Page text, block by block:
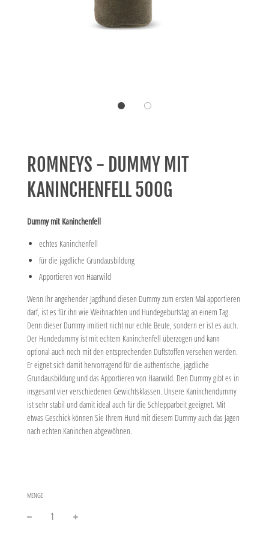
ROMNEYS - DUMMY MIT
KANINCHENFELL 500G
Dummy mit Kaninchenfell
echtes Kaninchenfell
für die jagdliche Grundausbildung
Apportieren von Haarwild
Wenn Ihr angehender Jagdhund diesen Dummy zum ersten Mal apportieren
darf, ist es für ihn wie Weihnachten und Hundegeburtstag an einem Tag.
Denn dieser Dummy imitiert nicht nur echte Beute, sondern er ist es auch.
Der Hundedummy ist mit echtem Kaninchenfell überzogen und kann
optional auch noch mit den entsprechenden Duftstoffen versehen werden.
Er eignet sich damit hervorragend für die authentische, jagdliche
Grundausbildung und das Apportieren von Haarwild. Den Dummy gibt es in
insgesamt vier verschiedenen Gewichtsklassen. Unsere Kaninchendummy
ist sehr stabil und damit ideal auch für die Schlepparbeit geeignet. Mit
etwas Geschick können Sie Ihrem Hund mit diesem Dummy auch das Jagen
nach echten Kaninchen abgewöhnen.
MENGE